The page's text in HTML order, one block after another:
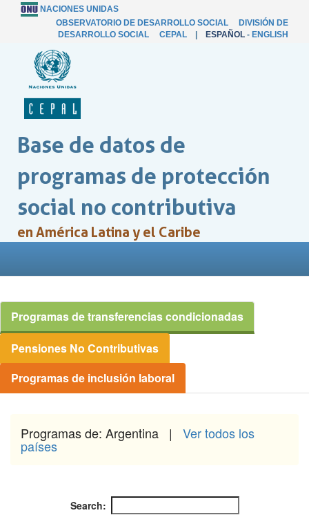
NACIONES UNIDAS
OBSERVATORIO DE DESARROLLO SOCIAL
DIVISIÓN DE
DESARROLLO SOCIAL
CEPAL ESPAÑOL - ENGLISH
Base de datos de
programas de protección
social no contributiva
en América Latina y el Caribe
Programas de transferencias condicionadas
Pensiones No Contributivas
Programas de inclusión laboral
Programas de: Argentina | Ver todos los
países
Search: